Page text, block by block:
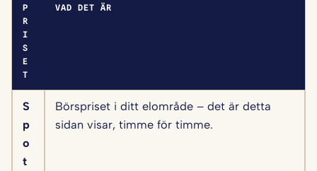
P
R
I
S
E
T
VAD DET ÄR
S
p
o
t
Börspriset i ditt elområde – det är detta
sidan visar, timme för timme.